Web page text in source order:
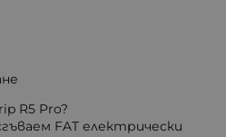
R5 Pro?
FAT електрически